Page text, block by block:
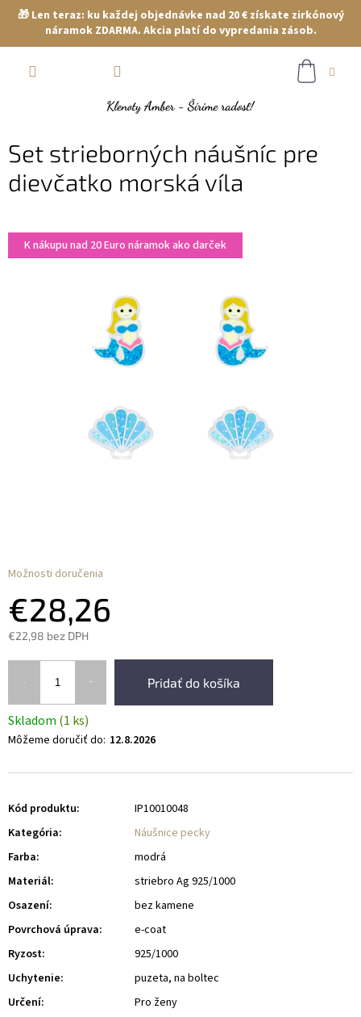
🎁 Len teraz: ku každej objednávke nad 20 € získate zirkónový
náramok ZDARMA. Akcia platí do vypredania zásob.
Set strieborných náušníc pre
dievčatko morská víla
K nákupu nad 20 Euro náramok ako darček
€28,26
€22,98 bez DPH
Pridať do košíka
Skladom (1 ks)
Môžeme doručiť do: 12.8.2026
Možnosti doručenia
Kód produktu:
IP10010048
Kategória:
Náušnice pecky
Farba:
modrá
Materiál:
striebro Ag 925/1000
Osazení:
bez kamene
Povrchová úprava:
e-coat
Ryzost:
925/1000
Uchytenie:
puzeta, na boltec
Určení:
Pro ženy